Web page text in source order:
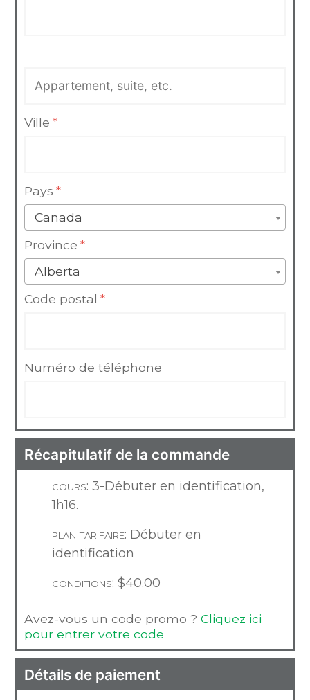
Ville *
Pays *
Canada
Province *
Alberta
Code postal *
Numéro de téléphone
Récapitulatif de la commande
cours: 3-Débuter en identification,
1h16.
plan tarifaire: Débuter en
identification
conditions: $40.00
Avez-vous un code promo ?Cliquez ici
pour entrer votre code
Détails de paiement